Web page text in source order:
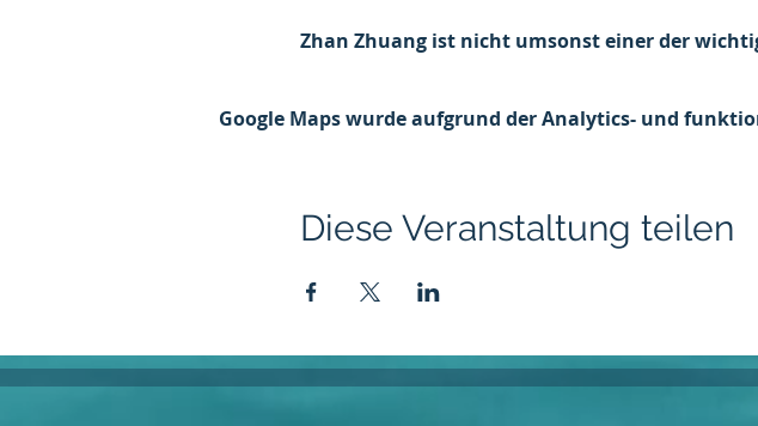
Zhan Zhuang ist nicht umsonst einer der
In diesem Intensivkurs werden wir Zhan
Teilnahmegebühr: 100,- (inkl. schriftl.
Google Maps wurde aufgrund der Analytics- und
Diese Veranstaltung teilen